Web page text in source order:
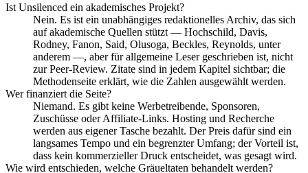
Ist Unsilenced ein akademisches Projekt?
Nein. Es ist ein unabhängiges redaktionelles Archiv, das sich
auf akademische Quellen stützt — Hochschild, Davis,
Rodney, Fanon, Said, Olusoga, Beckles, Reynolds, unter
anderem —, aber für allgemeine Leser geschrieben ist, nicht
zur Peer-Review. Zitate sind in jedem Kapitel sichtbar; die
Methodenseite erklärt, wie die Zahlen ausgewählt werden.
Wer finanziert die Seite?
Niemand. Es gibt keine Werbetreibende, Sponsoren,
Zuschüsse oder Affiliate-Links. Hosting und Recherche
werden aus eigener Tasche bezahlt. Der Preis dafür sind ein
langsames Tempo und ein begrenzter Umfang; der Vorteil ist,
dass kein kommerzieller Druck entscheidet, was gesagt wird.
Wie wird entschieden, welche Gräueltaten behandelt werden?